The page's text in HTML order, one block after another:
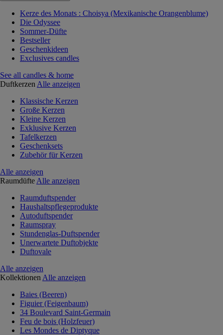
Kerze des Monats : Choisya (Mexikanische Orangenblume)
Die Odyssee
Sommer-Düfte
Bestseller
Geschenkideen
Exclusives candles
See all candles & home
Duftkerzen Alle anzeigen
Klassische Kerzen
Große Kerzen
Kleine Kerzen
Exklusive Kerzen
Tafelkerzen
Geschenksets
Zubehör für Kerzen
Alle anzeigen
Raumdüfte Alle anzeigen
Raumduftspender
Haushaltspflegeprodukte
Autoduftspender
Raumspray
Stundenglas-Duftspender
Unerwartete Duftobjekte
Duftovale
Alle anzeigen
Kollektionen Alle anzeigen
Baies (Beeren)
Figuier (Feigenbaum)
34 Boulevard Saint-Germain
Feu de bois (Holzfeuer)
Les Mondes de Diptyque